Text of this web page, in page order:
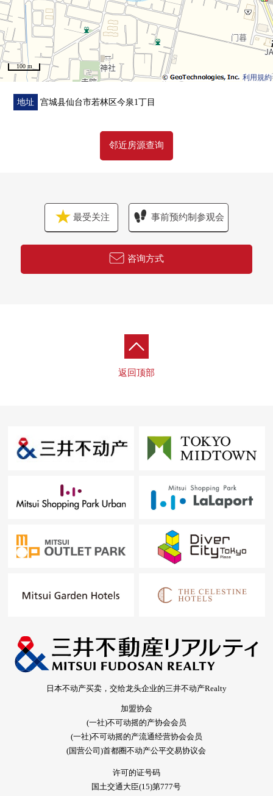
利用規約
100 m
地址 宫城县仙台市若林区今泉1丁目
邻近房源查询
最受关注 事前预约制参观会
咨询方式
返回顶部
日本不动产买卖，交给龙头企业的三井不动产Realty
加盟协会
(一社)不可动摇的产协会会员
(一社)不可动摇的产流通经营协会会员
(国营公司)首都圈不动产公平交易协议会
许可的证号码
国土交通大臣(15)第777号